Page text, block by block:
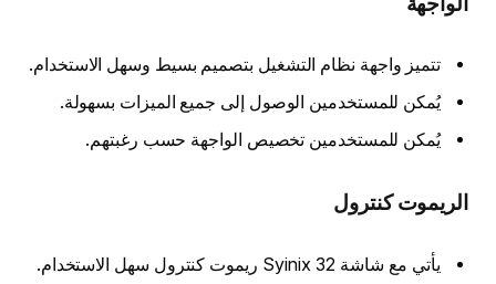
تتميز واجهة نظام التشغيل بتصميم بسيط وسهل الاستخدام.
يُمكن للمستخدمين الوصول إلى جميع الميزات بسهولة.
يُمكن للمستخدمين تخصيص الواجهة حسب رغبتهم.
الريموت كنترول
يأتي مع شاشة Syinix 32 ريموت كنترول سهل الاستخدام.